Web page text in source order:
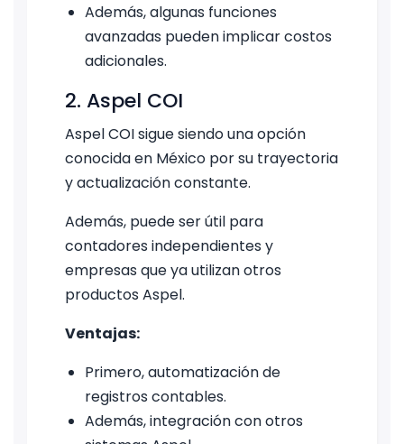
Además, algunas funciones
avanzadas pueden implicar costos
adicionales.
2. Aspel COI
Aspel COI sigue siendo una opción
conocida en México por su trayectoria
y actualización constante.
Además, puede ser útil para
contadores independientes y
empresas que ya utilizan otros
productos Aspel.
Ventajas:
Primero, automatización de
registros contables.
Además, integración con otros